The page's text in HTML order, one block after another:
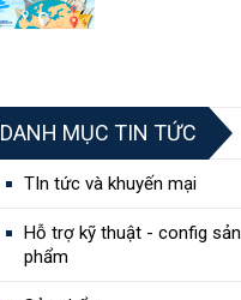
DANH MỤC TIN TỨC
TIn tức và khuyến mại
Hỗ trợ kỹ thuật - config sản
phẩm